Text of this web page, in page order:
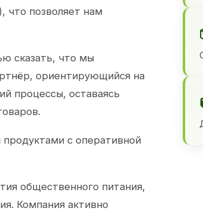
что позволяет нам
сказать, что мы
ориентирующийся на
процессы, оставаясь
с оперативной
общественного питания,
Компания активно